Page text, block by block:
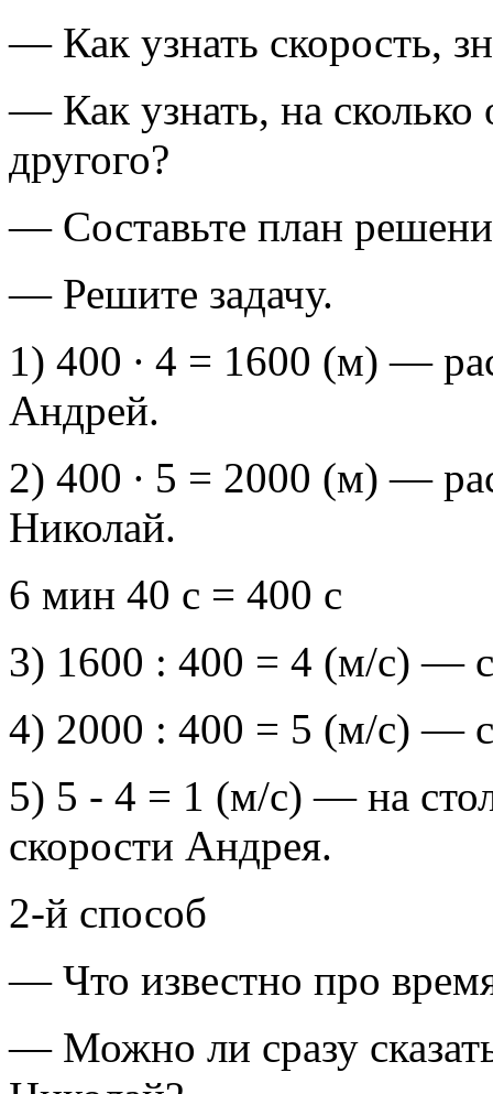
— Как узнать скорость,
— Как узнать, на
другого?
— Составьте план
— Решите задачу.
1) 400 ∙ 4 = 1600 (м) —
Андрей.
2) 400 ∙ 5 = 2000 (м) —
Николай.
6 мин 40 с = 400 с
3) 1600 : 400 = 4 (м/с) —
4) 2000 : 400 = 5 (м/с) —
5) 5 - 4 = 1 (м/с) — на
скорости Андрея.
2-й способ
— Что известно про
— Можно ли сразу